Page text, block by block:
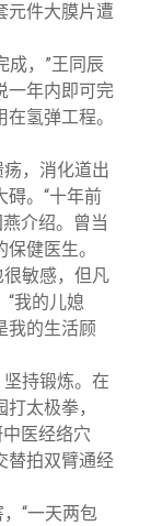
元件大膜片遭
成，”王同辰
一年内即可完
氢弹工程。
，消化道出
碍。“十年前
介绍。曾当
健医生。
敏感，但凡
我的儿媳
我的生活顾
持锻炼。在
太极拳，
医经络穴
替拍双臂通经
“一天两包